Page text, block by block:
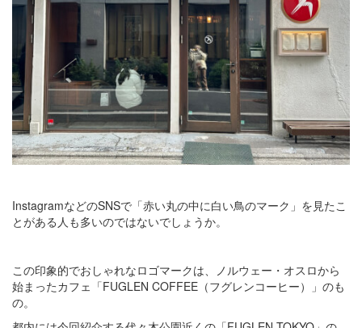
InstagramなどのSNSで「赤い丸の中に白い鳥のマーク」を見たこ
とがある人も多いのではないでしょうか。
この印象的でおしゃれなロゴマークは、ノルウェー・オスロから
始まったカフェ「FUGLEN COFFEE（フグレンコーヒー）」のも
の。